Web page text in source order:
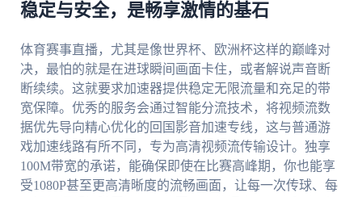
稳定与安全，是畅享激情的基石
体育赛事直播，尤其是像世界杯、欧洲杯这样的巅峰对
决，最怕的就是在进球瞬间画面卡住，或者解说声音断
断续续。这就要求加速器提供稳定无限流量和充足的带
宽保障。优秀的服务会通过智能分流技术，将视频流数
据优先导向精心优化的回国影音加速专线，这与普通游
戏加速线路有所不同，专为高清视频流传输设计。独享
100M带宽的承诺，能确保即使在比赛高峰期，你也能享
受1080P甚至更高清晰度的流畅画面，让每一次传球、每